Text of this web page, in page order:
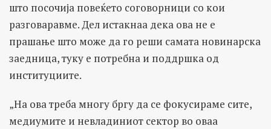
што посочија повеќето соговорници со кои
разговаравме. Дел истакнаа дека ова не е
прашање што може да го реши самата новинарска
заедница, туку е потребна и поддршка од
институциите.
„На ова треба многу бргу да се фокусираме сите,
медиумите и невладиниот сектор во оваа